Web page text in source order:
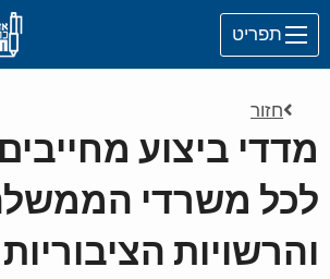
Skip to main content
חזור
מדדי ביצוע
לכל משרדי
והרשויות הציבוריות